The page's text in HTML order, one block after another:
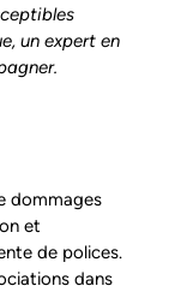
un expert en
dommages
et
de polices.
dans